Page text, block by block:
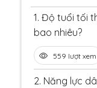
1. Độ tuổi tối
bao nhiêu?
559 lượt xem
2. Năng lực